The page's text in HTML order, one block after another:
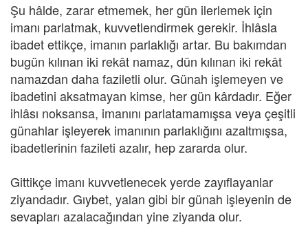
Şu hâlde, zarar etmemek, her gün ilerlemek için
imanı parlatmak, kuvvetlendirmek gerekir. İhlâsla
ibadet ettikçe, imanın parlaklığı artar. Bu bakımdan
bugün kılınan iki rekât namaz, dün kılınan iki rekât
namazdan daha faziletli olur. Günah işlemeyen ve
ibadetini aksatmayan kimse, her gün kârdadır. Eğer
ihlâsı noksansa, imanını parlatamamışsa veya çeşitli
günahlar işleyerek imanının parlaklığını azaltmışsa,
ibadetlerinin fazileti azalır, hep zararda olur.
Gittikçe imanı kuvvetlenecek yerde zayıflayanlar
ziyandadır. Gıybet, yalan gibi bir günah işleyenin de
sevapları azalacağından yine ziyanda olur.